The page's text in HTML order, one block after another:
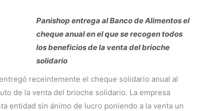
Panishop entrega al Banco de Alimentos el
cheque anual en el que se recogen todos
los beneficios de la venta del brioche
solidario
receintemente el cheque solidario anual al
de la venta del brioche solidario. La empresa
entidad sin ánimo de lucro poniendo a la venta un